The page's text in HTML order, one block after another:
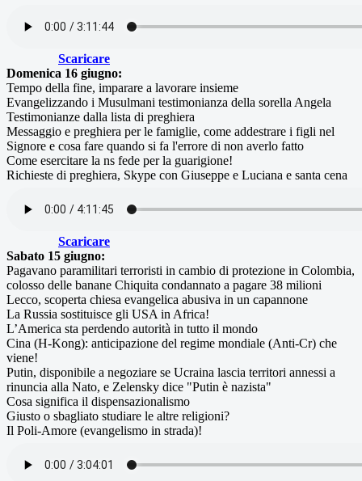
Scaricare
Domenica 16 giugno:
Tempo della fine, imparare a lavorare insieme
Evangelizzando i Musulmani testimonianza della sorella Angela
Testimonianze dalla lista di preghiera
Messaggio e preghiera per le famiglie, come addestrare i figli nel
Signore e cosa fare quando si fa l'errore di non averlo fatto
Come esercitare la ns fede per la guarigione!
Richieste di preghiera, Skype con Giuseppe e Luciana e santa cena
Scaricare
Sabato 15 giugno:
Pagavano paramilitari terroristi in cambio di protezione in Colombia,
colosso delle banane Chiquita condannato a pagare 38 milioni
Lecco, scoperta chiesa evangelica abusiva in un capannone
La Russia sostituisce gli USA in Africa!
L’America sta perdendo autorità in tutto il mondo
Cina (H-Kong): anticipazione del regime mondiale (Anti-Cr) che
viene!
Putin, disponibile a negoziare se Ucraina lascia territori annessi a
rinuncia alla Nato, e Zelensky dice "Putin è nazista"
Cosa significa il dispensazionalismo
Giusto o sbagliato studiare le altre religioni?
Il Poli-Amore (evangelismo in strada)!